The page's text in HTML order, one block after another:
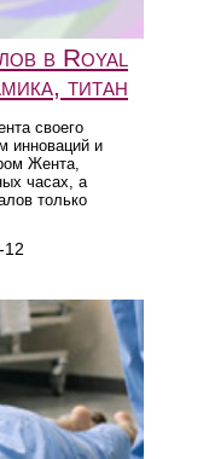
в Royal
титан
своего
инноваций и
Жента,
часах, а
только
12